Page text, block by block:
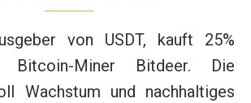
von USDT, kauft 25%
Miner Bitdeer. Die
Wachstum und nachhaltiges